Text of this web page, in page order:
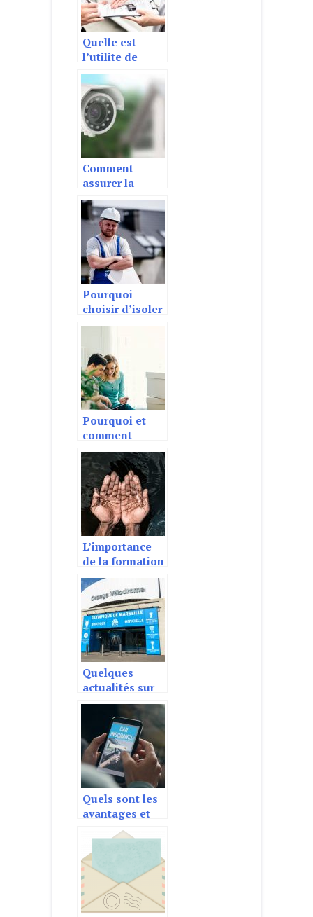
Quelle est
l’utilite de
comparer les
prix des
assurances ?
Comment
assurer la
securite de son
domicile ?
Pourquoi
choisir d’isoler
votre maison ?
Pourquoi et
comment
choisir sa
tablette de
radiateur ?
L’importance
de la formation
pour le diplôme
hygiène et
salubrité
Quelques
actualités sur
Marseille : le
bras de fer
Quels sont les
avantages et
inconvénients
de l’assurance
multi-voiture ?